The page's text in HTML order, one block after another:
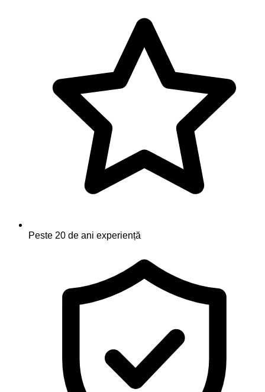
Peste 20 de ani experiență